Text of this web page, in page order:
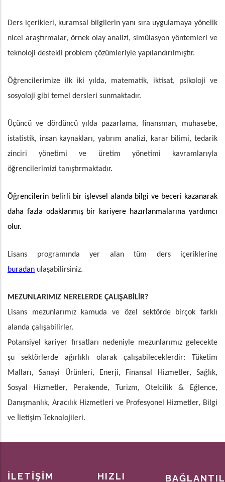
Ders içerikleri, kuramsal bilgilerin yanı sıra uygulamaya yönelik
nicel araştırmalar, örnek olay analizi, simülasyon yöntemleri ve
teknoloji destekli problem çözümleriyle yapılandırılmıştır.
Öğrencilerimize ilk iki yılda, matematik, iktisat, psikoloji ve
sosyoloji gibi temel dersleri sunmaktadır.
Üçüncü ve dördüncü yılda pazarlama, finansman, muhasebe,
istatistik, insan kaynakları, yatırım analizi, karar bilimi, tedarik
zinciri yönetimi ve üretim yönetimi kavramlarıyla
öğrencilerimizi tanıştırmaktadır.
Öğrencilerin belirli bir işlevsel alanda bilgi ve beceri kazanarak
daha fazla odaklanmış bir kariyere hazırlanmalarına yardımcı
olur.
Lisans programında yer alan tüm ders içeriklerine
buradan ulaşabilirsiniz.
MEZUNLARIMIZ NERELERDE ÇALIŞABİLİR?
Lisans mezunlarımız kamuda ve özel sektörde birçok farklı
alanda çalışabilirler.
Potansiyel kariyer fırsatları nedeniyle mezunlarımız gelecekte
şu sektörlerde ağırlıklı olarak çalışabileceklerdir: Tüketim
Malları, Sanayi Ürünleri, Enerji, Finansal Hizmetler, Sağlık,
Sosyal Hizmetler, Perakende, Turizm, Otelcilik & Eğlence,
Danışmanlık, Aracılık Hizmetleri ve Profesyonel Hizmetler, Bilgi
ve İletişim Teknolojileri.
İLETİŞİM HIZLI